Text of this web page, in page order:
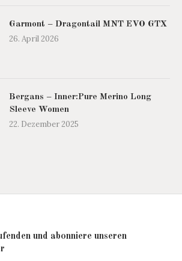
Garmont – Dragontail MNT EVO GTX
26. April 2026
Bergans – Inner:Pure Merino Long
Sleeve Women
22. Dezember 2025
und abonniere unseren